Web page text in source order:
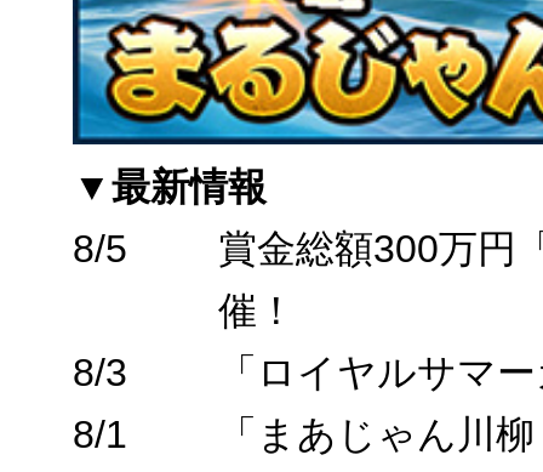
▼最新情報
8/5
賞金総額300万円
催！
8/3
「ロイヤルサマ
8/1
「まあじゃん川